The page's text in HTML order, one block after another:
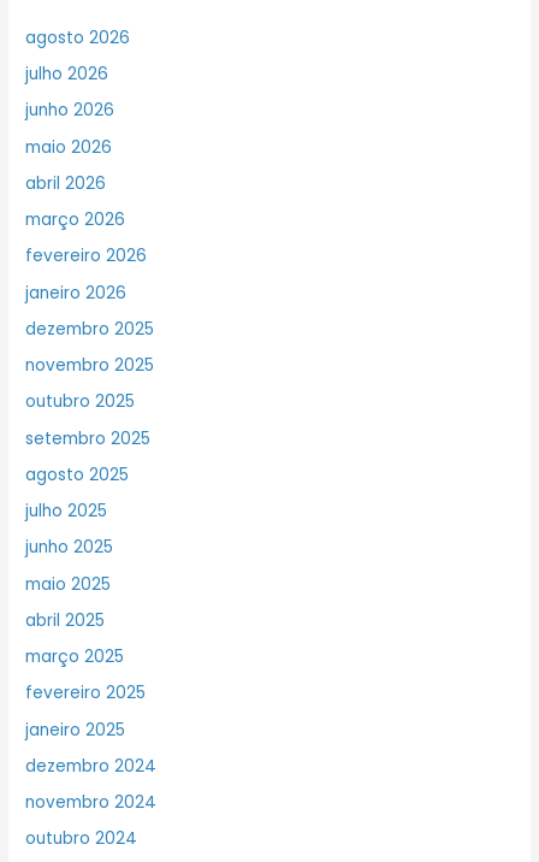
agosto 2026
julho 2026
junho 2026
maio 2026
abril 2026
março 2026
fevereiro 2026
janeiro 2026
dezembro 2025
novembro 2025
outubro 2025
setembro 2025
agosto 2025
julho 2025
junho 2025
maio 2025
abril 2025
março 2025
fevereiro 2025
janeiro 2025
dezembro 2024
novembro 2024
outubro 2024